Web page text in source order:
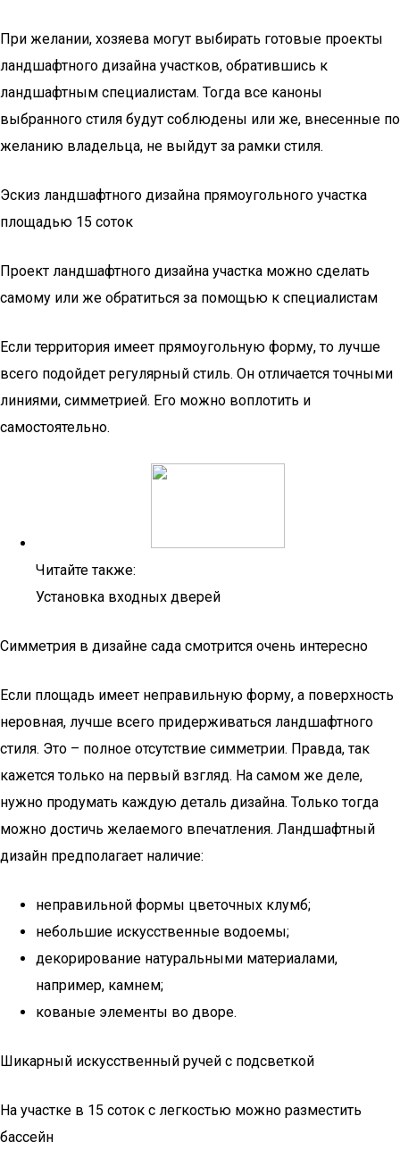
При желании, хозяева могут выбирать готовые проекты
ландшафтного дизайна участков, обратившись к
ландшафтным специалистам. Тогда все каноны
выбранного стиля будут соблюдены или же, внесенные по
желанию владельца, не выйдут за рамки стиля.
Эскиз ландшафтного дизайна прямоугольного участка
площадью 15 соток
Проект ландшафтного дизайна участка можно сделать
самому или же обратиться за помощью к специалистам
Если территория имеет прямоугольную форму, то лучше
всего подойдет регулярный стиль. Он отличается точными
линиями, симметрией. Его можно воплотить и
самостоятельно.
Читайте также:
Установка входных дверей
Симметрия в дизайне сада смотрится очень интересно
Если площадь имеет неправильную форму, а поверхность
неровная, лучше всего придерживаться ландшафтного
стиля. Это – полное отсутствие симметрии. Правда, так
кажется только на первый взгляд. На самом же деле,
нужно продумать каждую деталь дизайна. Только тогда
можно достичь желаемого впечатления. Ландшафтный
дизайн предполагает наличие:
неправильной формы цветочных клумб;
небольшие искусственные водоемы;
декорирование натуральными материалами,
например, камнем;
кованые элементы во дворе.
Шикарный искусственный ручей с подсветкой
На участке в 15 соток с легкостью можно разместить
бассейн